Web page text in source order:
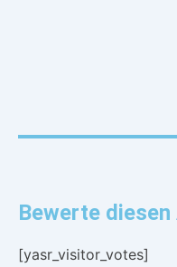
Bewerte diesen
[yasr_visitor_votes]